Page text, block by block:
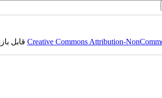
Creative Commons Attribution-قابل